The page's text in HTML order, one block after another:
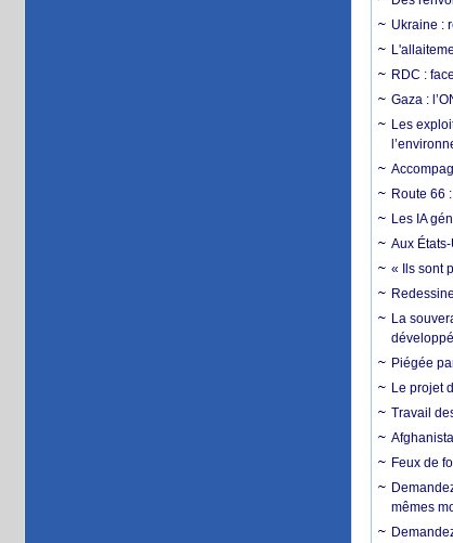
Ukraine :
RDC :
Gaza :
Les
Route 66
Les IA
Aux
« Ils sont
La
Piégée
Le projet
Travail
Feux de
mêmes